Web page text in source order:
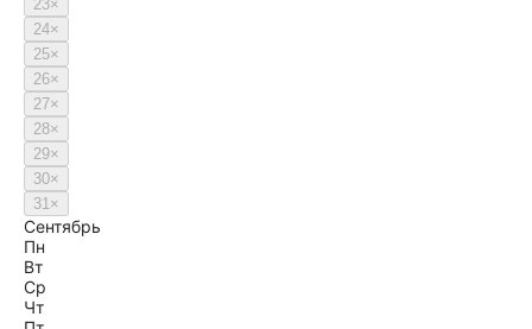
23×
24×
25×
26×
27×
28×
29×
30×
31×
Сентябрь
Пн
Вт
Ср
Чт